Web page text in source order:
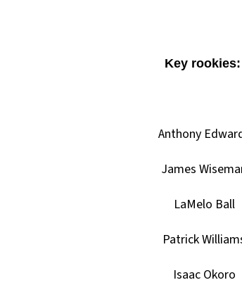
Key rookies:
Anthony
James
LaMelo Ball
Patrick
Isaac Okoro